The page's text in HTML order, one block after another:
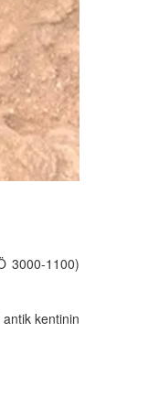
3000-1100)
kentinin